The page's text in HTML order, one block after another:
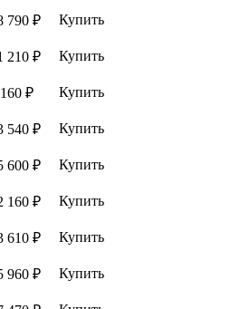
790 ₽
Купить
210 ₽
Купить
₽
Купить
540 ₽
Купить
600 ₽
Купить
160 ₽
Купить
610 ₽
Купить
960 ₽
Купить